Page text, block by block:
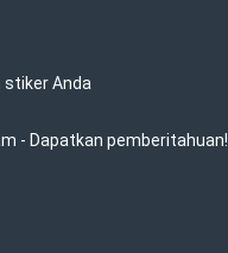
stiker Anda
- Dapatkan pemberitahuan!